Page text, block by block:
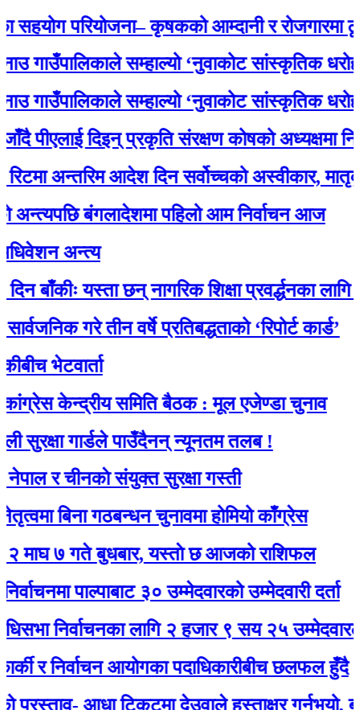
परियोजना– कृषकको आम्दानी र रोजगारमा ठूलो
सम्हाल्यो ‘नुवाकोट सांस्कृतिक धरोहर
सम्हाल्यो ‘नुवाकोट सांस्कृतिक धरोहर
दिइन् प्रकृति संरक्षण कोषको अध्यक्षमा नियुक्ति
अन्तरिम आदेश दिन सर्वोच्चको अस्वीकार, मातृका
बंगलादेशमा पहिलो आम निर्वाचन आज
अन्त्य
यस्ता छन् नागरिक शिक्षा प्रवर्द्धनका लागि स्रोत
गरे तीन वर्षे प्रतिबद्धताको ‘रिपोर्ट कार्ड’
केन्द्रीय समिति बैठक : मूल एजेण्डा चुनाव
गार्डले पाउँदैनन् न्यूनतम तलब !
र चीनकाे संयुक्त सुरक्षा गस्ती
बिना गठबन्धन चुनावमा होमियो काँग्रेस
गते बुधबार, यस्ताे छ आजको राशिफल
पाल्पाबाट ३० उम्मेदवारको उम्मेदवारी दर्ता
निर्वाचनका लागि २ हजार ९ सय २५ उम्मेदवारले
निर्वाचन आयोगका पदाधिकारीबीच छलफल हुँदै
आधा टिकटमा देउवाले हस्ताक्षर गर्नुभयो, बाँकी